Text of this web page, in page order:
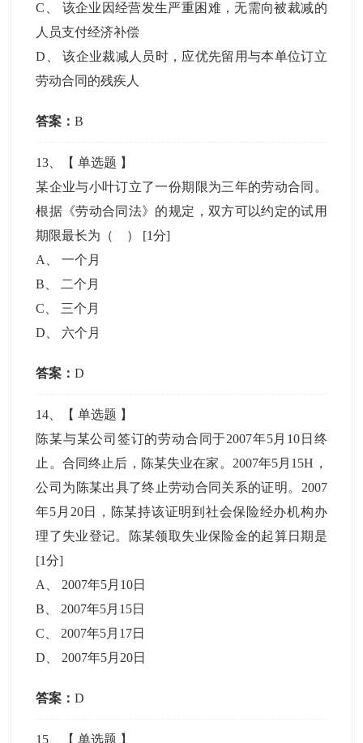
C
该企业因经营发生严重困难，无需向被裁减的
人员支付经济补偿
D 、该企业裁减人员时，应优先留用与本单位订立
劳动合同的残疾人
答案：B
13 、【单选题 】
某企业与小叶订立了一份期限为三年的劳动合同。
根据《劳动合同法》的规定，双方可以约定的试用
期限最长为（ ） [1分]
A
、一个月
B
二个月
C
三个月
D
六个月
答案：D
14 、【单选题 】
陈某与某公司签订的劳动合同于2007年5月10日终
止。合同终止后，陈某失业在家。2007年5月15H，
公司为陈某出具了终止劳动合同关系的证明。2007
年5月20日，陈某持该证明到社会保险经办机构办
理了失业登记。陈某领取失业保险金的起算日期是
[1分]
A
2007年5月10日
B
2007年5月15日
C
2007年5月17日
D
2007年5月20日
答案：D
15 、【单选题 】